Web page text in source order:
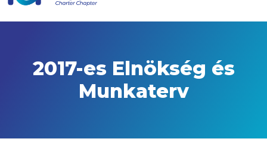
2017-es Elnökség és
Munkaterv